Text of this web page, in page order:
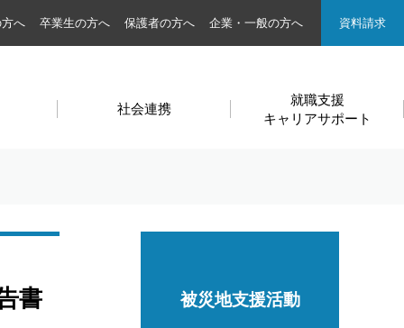
社会連携
就職支援
キャリアサポート
へ 卒業生の方へ 保護者の方へ 企業・一般の方へ 資料請求
書 被災地支援活動